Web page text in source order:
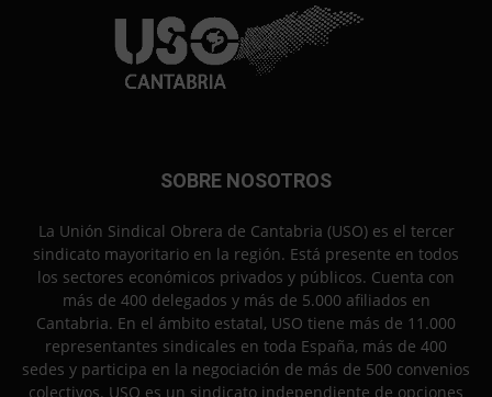
SOBRE NOSOTROS
La Unión Sindical Obrera de Cantabria (USO) es el tercer
sindicato mayoritario en la región. Está presente en todos
los sectores económicos privados y públicos. Cuenta con
más de 400 delegados y más de 5.000 afiliados en
Cantabria. En el ámbito estatal, USO tiene más de 11.000
representantes sindicales en toda España, más de 400
sedes y participa en la negociación de más de 500 convenios
colectivos. USO es un sindicato independiente de opciones